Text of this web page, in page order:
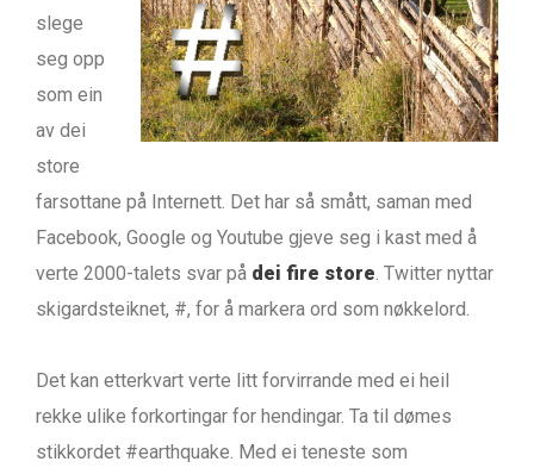
slege
seg opp
som ein
av dei
store
farsottane på Internett. Det har så smått, saman med
Facebook, Google og Youtube gjeve seg i kast med å
verte 2000-talets svar på dei fire store. Twitter nyttar
skigardsteiknet, #, for å markera ord som nøkkelord.
Det kan etterkvart verte litt forvirrande med ei heil
rekke ulike forkortingar for hendingar. Ta til dømes
stikkordet #earthquake. Med ei teneste som